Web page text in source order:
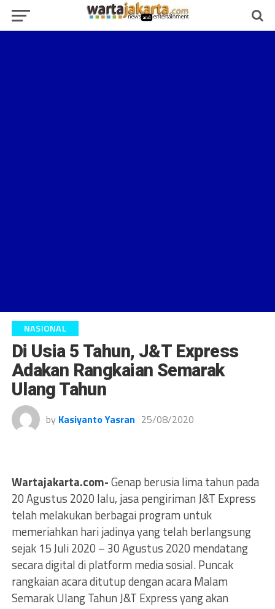
NASIONAL
Di Usia 5 Tahun, J&T Express
Adakan Rangkaian Semarak
Ulang Tahun
by Kasiyanto Yasran 25/08/2020
Wartajakarta.com-Genap berusia lima tahun pada
20 Agustus 2020 lalu, jasa pengiriman J&T Express
telah melakukan berbagai program untuk
memeriahkan hari jadinya yang telah berlangsung
sejak 15 Juli 2020 – 30 Agustus 2020 mendatang
secara digital di platform media sosial. Puncak
rangkaian acara ditutup dengan acara Malam
Semarak Ulang Tahun J&T Express yang akan